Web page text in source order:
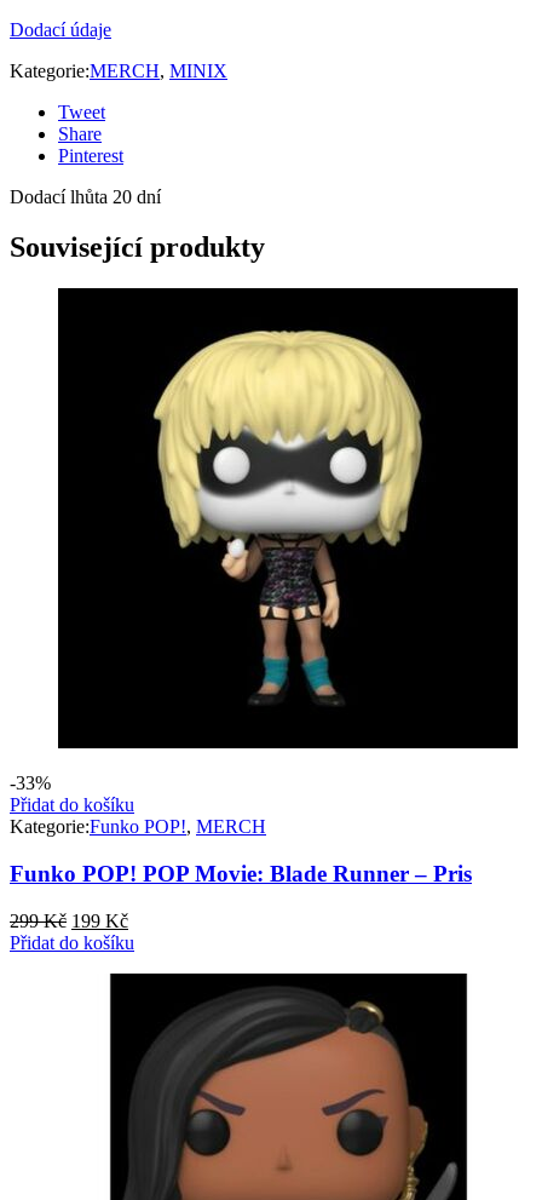
Dodací údaje
Kategorie:MERCH, MINIX
Tweet
Share
Pinterest
Dodací lhůta 20 dní
Související produkty
-33%
Přidat do košíku
Kategorie:Funko POP!, MERCH
Funko POP! POP Movie: Blade Runner – Pris
299Kč Původní
cena
199 KčAktuální
cena
Přidat do košíku